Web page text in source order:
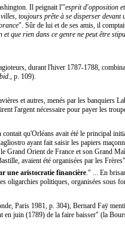
Il peignait l'"esprit d'opposition
toujours prête à se disperser devant
". Sûr de lui et de ses amis, il
que rien dans ce genre ne peut être
durant l'hiver 1787-1788,
., p. 109).
et autres, menés par les banquiers
l'argent nécessaire pour payer les
qu'Orléans avait été le principal
ayant fait saisir les papiers
Grand Orient de France et son Grand
avaient été organisées par les
une aristocratie financière ." ... En
oligarchies politiques, organisées sous
Paris 1981, p. 304), Bernard Faÿ
juin (1789) de la faire baisser" (la